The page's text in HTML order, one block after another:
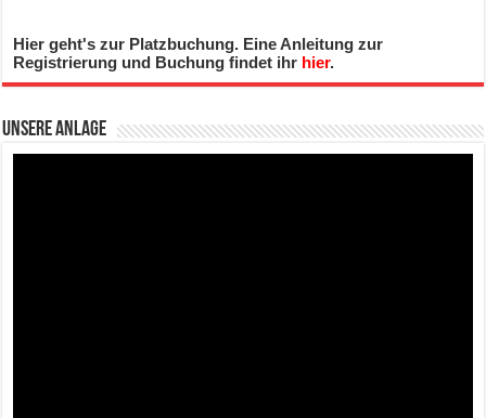
Hier geht's zur Platzbuchung. Eine Anleitung zur
Registrierung und Buchung findet ihr hier.
Unsere Anlage